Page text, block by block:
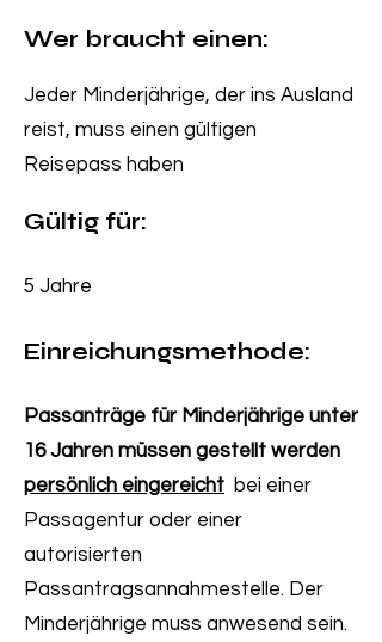
Wer braucht einen:
Jeder Minderjährige, der ins Ausland
reist, muss einen gültigen
Reisepass haben
Gültig für:
5 Jahre
Einreichungsmethode:
Passanträge für Minderjährige unter
16 Jahren müssen gestellt werden
persönlich eingereicht bei einer
Passagentur oder einer
autorisierten
Passantragsannahmestelle. Der
Minderjährige muss anwesend sein.